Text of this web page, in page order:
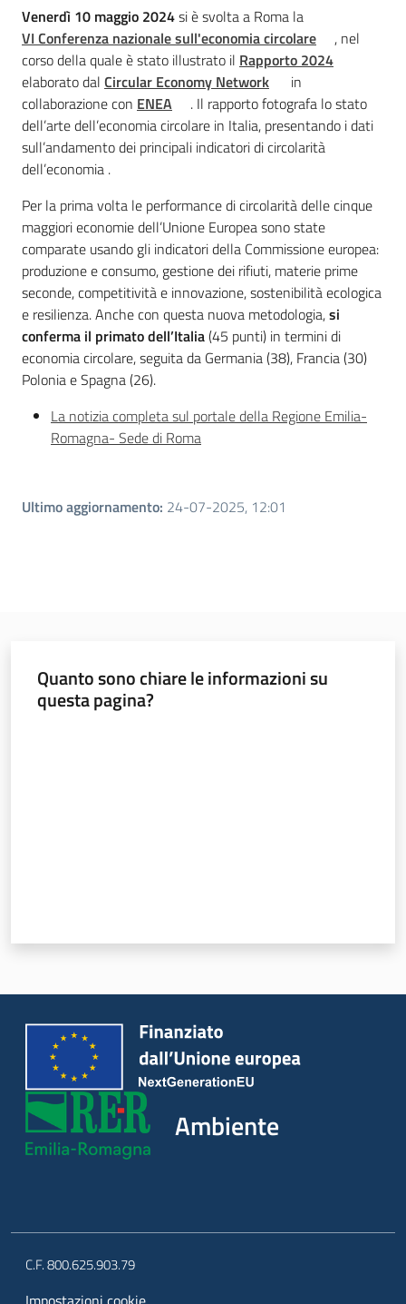
Ambiente
Argomenti
Novità
Servizi
Leggi Atti Bandi
Piani Programmi
Progetti
Introduzione
Venerdì 10 maggio 2024si è svolta a Roma la
VI Conferenza nazionale sull'economia circolare
, nel
corso della quale è stato illustrato il Rapporto 2024
elaborato dal Circular Economy Network
in
collaborazione con ENEA
. Il rapporto fotografa lo stato
dell’arte dell’economia circolare in Italia, presentando i dati
sull’andamento dei principali indicatori di circolarità
dell’economia .
Per la prima volta le performance di circolarità delle cinque
maggiori economie dell’Unione Europea sono state
comparate usando gli indicatori della Commissione europea:
produzione e consumo, gestione dei rifiuti, materie prime
seconde, competitività e innovazione, sostenibilità ecologica
e resilienza. Anche con questa nuova metodologia,si
conferma il primato dell’Italia(45 punti) in termini di
economia circolare, seguita da Germania (38), Francia (30)
Polonia e Spagna (26).
La notizia completa sul portale della Regione Emilia-
Romagna- Sede di Roma
Ultimo aggiornamento: 24-07-2025, 12:01
Quanto sono chiare le informazioni su
questa pagina?
Ambiente
C.F. 800.625.903.79